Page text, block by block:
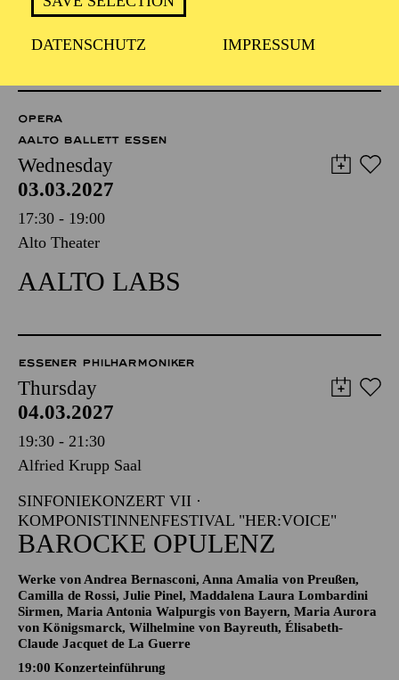
DATENSCHUTZ IMPRESSUM
OPERA
AALTO BALLETT ESSEN
Wednesday
03.03.2027
17:30 - 19:00
Alto Theater
AALTO LABS
ESSENER PHILHARMONIKER
Thursday
04.03.2027
19:30 - 21:30
Alfried Krupp Saal
SINFONIEKONZERT VII ·
KOMPONISTINNENFESTIVAL "HER:VOICE"
BAROCKE OPULENZ
Werke von Andrea Bernasconi, Anna Amalia von Preußen,
Camilla de Rossi, Julie Pinel, Maddalena Laura Lombardini
Sirmen, Maria Antonia Walpurgis von Bayern, Maria Aurora
von Königsmarck, Wilhelmine von Bayreuth, Élisabeth-
Claude Jacquet de La Guerre
19:00 Konzerteinführung